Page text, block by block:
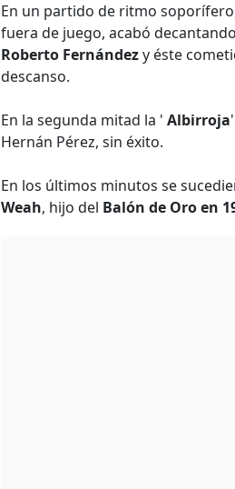
En un partido de ritmo
fuera de juego, acabó
Roberto Fernándezy éste
descanso.
En la segunda mitad la ' Albirroja
Hernán Pérez, sin éxito.
En los últimos minutos se
Weah, hijo del Balón de Oro en